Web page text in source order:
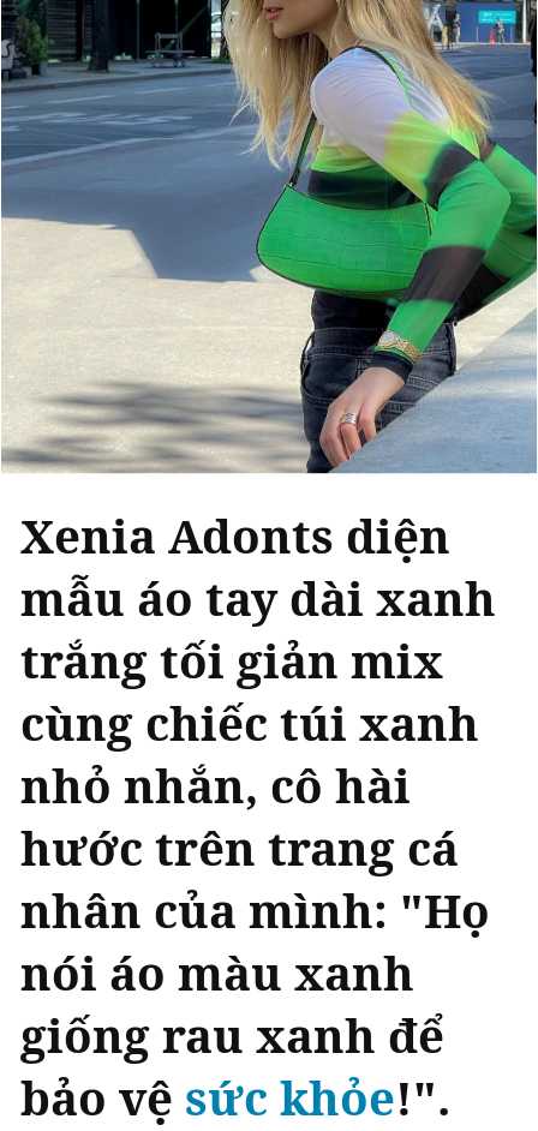
Xenia Adonts diện
mẫu áo tay dài xanh
trắng tối giản mix
cùng chiếc túi xanh
nhỏ nhắn, cô hài
hước trên trang cá
nhân của mình: "Họ
nói áo màu xanh
giống rau xanh để
bảo vệ sức khỏe!".